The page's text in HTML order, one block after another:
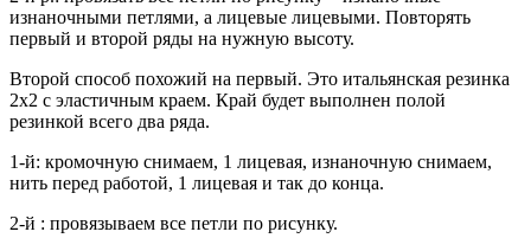
изнаночными петлями, а лицевые лицевыми. Повторять
первый и второй ряды на нужную высоту.
Второй способ похожий на первый. Это итальянская резинка
2х2 с эластичным краем. Край будет выполнен полой
резинкой всего два ряда.
1-й: кромочную снимаем, 1 лицевая, изнаночную снимаем,
нить перед работой, 1 лицевая и так до конца.
2-й : провязываем все петли по рисунку.